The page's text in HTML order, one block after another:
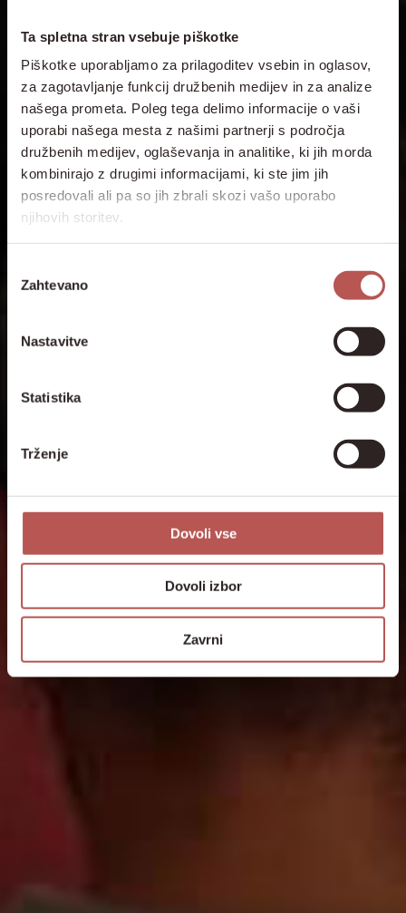
Ta spletna stran vsebuje piškotke
Piškotke uporabljamo za prilagoditev vsebin in oglasov,
za zagotavljanje funkcij družbenih medijev in za analize
našega prometa. Poleg tega delimo informacije o vaši
uporabi našega mesta z našimi partnerji s področja
družbenih medijev, oglaševanja in analitike, ki jih morda
kombinirajo z drugimi informacijami, ki ste jim jih
posredovali ali pa so jih zbrali skozi vašo uporabo
njihovih storitev.
soglasja
Zahtevano
Nastavitve
Statistika
Trženje
Dovoli vse
Dovoli izbor
Zavrni